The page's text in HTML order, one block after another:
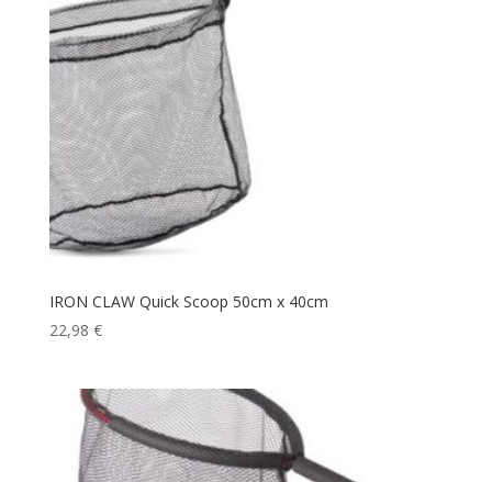
IRON CLAW Quick Scoop 50cm x 40cm
22,98 €